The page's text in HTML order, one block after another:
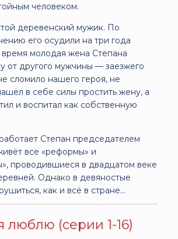
человеком.
деревенский мужик. По
его осудили на три года
молодая жена Степана
от другого мужчины — заезжего
сломило нашего героя, не
в себе силы простить жену, а
и воспитал как собственную
Степан председателем
все «реформы» и
проводившиеся в двадцатом веке
Однако в девяностые
как и всё в стране...
люблю (серии 1-16)